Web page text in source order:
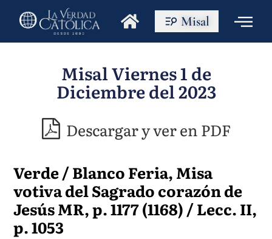
Misal
Misal Viernes 1 de
Diciembre del 2023
Descargar y ver en PDF
Verde / Blanco Feria, Misa
votiva del Sagrado corazón de
Jesús MR, p. 1177 (1168) / Lecc. II,
p. 1053